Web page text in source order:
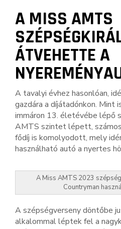
A MISS AMTS
ÁTVEHETTE A
A tavalyi évhez hasonlóan,
gazdára a díjátadónkon. Mint
immáron 13. életévébe lépő
AMTS szintet lépett,
fődíj is komolyodott, mely
használható autó a nyertes
A Miss AMTS 2023
Countryman
A szépségverseny döntőbe
alkalommal léptek fel a